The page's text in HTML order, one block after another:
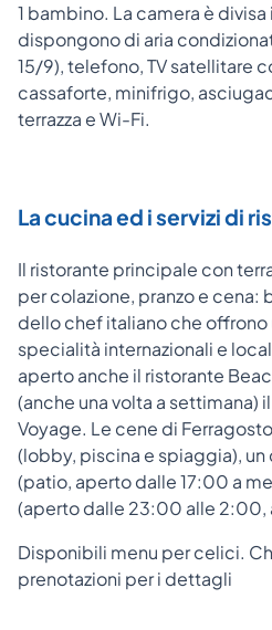
1 bambino. La camera è
dispongono di aria
15/9), telefono, TV satellitare
cassaforte, minifrigo,
terrazza e Wi-Fi.
La cucina ed i servizi di
Il ristorante principale con
per colazione, pranzo e
dello chef italiano che
specialità internazionali e
aperto anche il ristorante
(anche una volta a settimana)
Voyage. Le cene di
(lobby, piscina e spiaggia),
(patio, aperto dalle 17:00 a
(aperto dalle 23:00 alle 2:00,
Disponibili menu per celici.
prenotazioni per i dettagli